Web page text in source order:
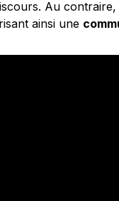
Au
ainsi une